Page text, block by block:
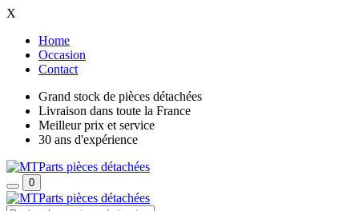
X
Home
Occasion
Contact
Grand stock de pièces détachées
Livraison dans toute la France
Meilleur prix et service
30 ans d'expérience
0